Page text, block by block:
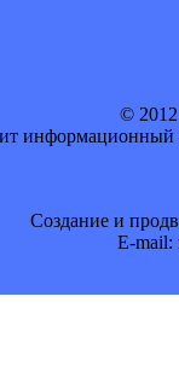
© 2012
информационный
Создание и
E-mail: